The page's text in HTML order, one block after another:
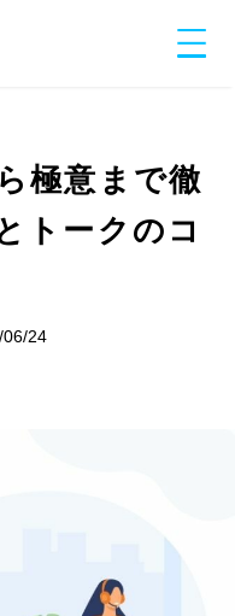
極意まで徹
トークのコ
24